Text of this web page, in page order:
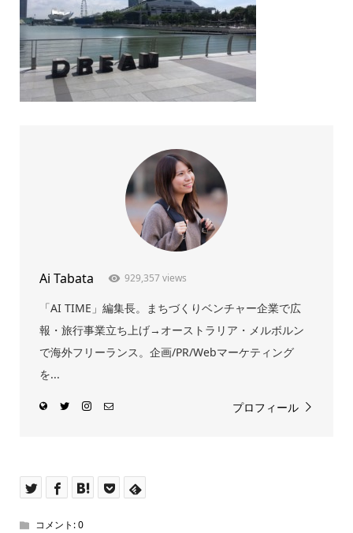
Ai Tabata 929,357 views
「AI TIME」編集長。まちづくりベンチャー企業で広
報・旅行事業立ち上げ→オーストラリア・メルボルン
で海外フリーランス。企画/PR/Webマーケティング
を...
プロフィール
コメント:0